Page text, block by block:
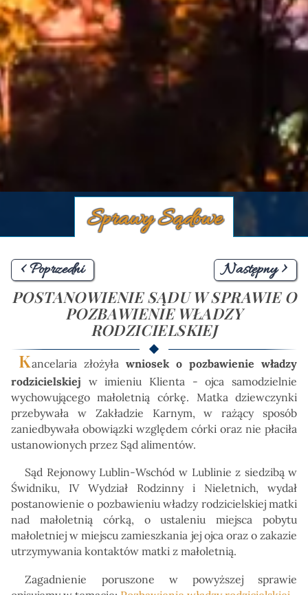
Sprawy Sądowe
< Poprzedni
Następny >
POSTANOWIENIE SĄDU W SPRAWIE O
POZBAWIENIE WŁADZY
RODZICIELSKIEJ
Kancelaria złożyła wniosek o pozbawienie władzy
rodzicielskiej w imieniu Klienta - ojca samodzielnie
wychowującego małoletnią córkę. Matka dziewczynki
przebywała w Zakładzie Karnym, w rażący sposób
zaniedbywała obowiązki względem córki oraz nie płaciła
ustanowionych przez Sąd alimentów.
Sąd Rejonowy Lublin-Wschód w Lublinie z siedzibą w
Świdniku, IV Wydział Rodzinny i Nieletnich, wydał
postanowienie o pozbawieniu władzy rodzicielskiej matki
nad małoletnią córką, o ustaleniu miejsca pobytu
małoletniej w miejscu zamieszkania jej ojca oraz o zakazie
utrzymywania kontaktów matki z małoletnią.
Zagadnienie poruszone w powyższej sprawie